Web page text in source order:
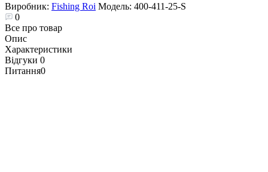
Виробник: Fishing Roi Модель: 400-411-25-S
0
Все про товар
Опис
Характеристики
Відгуки 0
Питання0